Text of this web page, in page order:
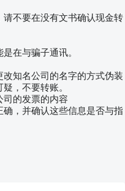
不要在没有文书确认现金转
在与骗子通讯。
知名公司的名字的方式伪装
，不要转账。
司的发票的内容
，并确认这些信息是否与指